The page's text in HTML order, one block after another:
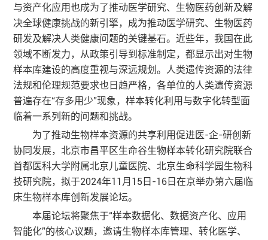
与资产化应用也成为了推动医学研究、生物医药创新及解
决全球健康挑战的新引擎，成为推动医学研究、生物医药
研发及解决人类健康问题的关键基石。近些年，我国在此
领域不断发力，从政策引导到标准制定，都显示出对生物
样本库建设的高度重视与深远规划。人类遗传资源的法律
法规和伦理规范要求也日趋严格，各单位的人类遗传资源
普遍存在“存多用少”现象，样本转化利用与数字化转型面
临着一系列新的问题和挑战。
为了推动生物样本资源的共享利用促进医-企-研创新
协同发展，北京市昌平区生命谷生物样本转化研究院联合
首都医科大学附属北京儿童医院、北京生命科学园生物科
技研究院，拟于2024年11月15日-16日在京举办第六届临
床生物样本库创新发展论坛。
本届论坛将聚焦于“样本数据化、数据资产化、应用
智能化”的核心议题，邀请生物样本库管理、转化医学、